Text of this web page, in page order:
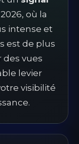
2026, où la
intense et
est de plus
des vues
levier
visibilité